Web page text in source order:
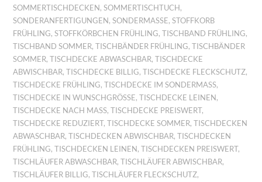
SOMMERTISCHDECKEN ,SOMMERTISCHTUCH ,
SONDERANFERTIGUNGEN ,SONDERMASSE ,STOFFKORB
FRÜHLING,STOFFKÖRBCHEN FRÜHLING,TISCHBAND FRÜHLING,
TISCHBAND SOMMER,TISCHBÄNDER FRÜHLING,TISCHBÄNDER
SOMMER,TISCHDECKE ABWASCHBAR,TISCHDECKE
ABWISCHBAR,TISCHDECKE BILLIG,TISCHDECKE FLECKSCHUTZ,
TISCHDECKE FRÜHLING,TISCHDECKE IM SONDERMASS ,
TISCHDECKE IN WUNSCHGRÖSSE ,TISCHDECKE LEINEN ,
TISCHDECKE NACH MASS ,TISCHDECKE PREISWERT,
TISCHDECKE REDUZIERT,TISCHDECKE SOMMER,TISCHDECKEN
ABWASCHBAR,TISCHDECKEN ABWISCHBAR,TISCHDECKEN
FRÜHLING,TISCHDECKEN LEINEN ,TISCHDECKEN PREISWERT,
TISCHLÄUFER ABWASCHBAR,TISCHLÄUFER ABWISCHBAR,
TISCHLÄUFER BILLIG,TISCHLÄUFER FLECKSCHUTZ,